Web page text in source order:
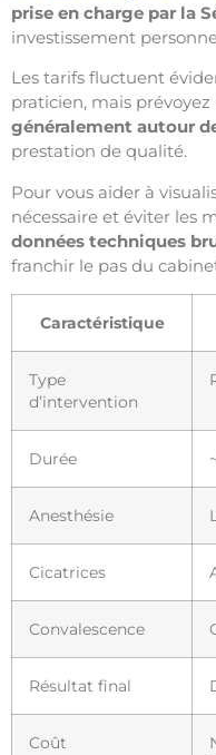
prise en charge par la
investissement
Les tarifs fluctuent
praticien, mais prévoyez
généralement autour
prestation de qualité.
Pour vous aider à
nécessaire et éviter les
données techniques
franchir le pas du
Caractéristique
Type
d’intervention
Durée
Anesthésie
Cicatrices
Convalescence
Résultat final
Coût